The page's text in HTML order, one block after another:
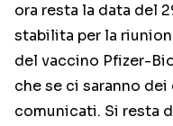
ora resta la data del
stabilita per la
del vaccino Pfizer-
che se ci saranno
comunicati. Si resta